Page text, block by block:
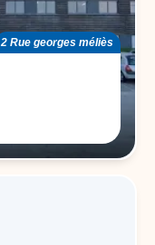
2 Rue georges méliès